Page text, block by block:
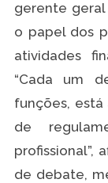
gerente geral
o papel dos
atividades
“Cada um
funções, está
de
profissional”,
de debate,